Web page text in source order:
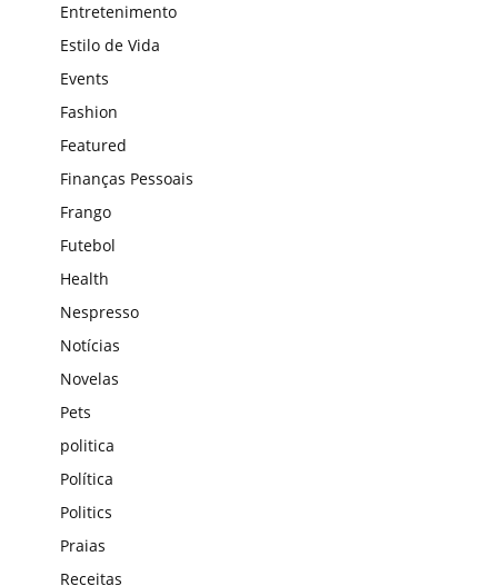
Entretenimento
Estilo de Vida
Events
Fashion
Featured
Finanças Pessoais
Frango
Futebol
Health
Nespresso
Notícias
Novelas
Pets
politica
Política
Politics
Praias
Receitas